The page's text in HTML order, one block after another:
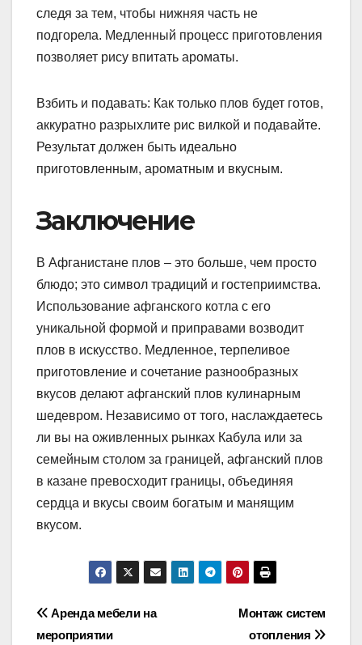
следя за тем, чтобы нижняя часть не
подгорела. Медленный процесс приготовления
позволяет рису впитать ароматы.
Взбить и подавать: Как только плов будет готов,
аккуратно разрыхлите рис вилкой и подавайте.
Результат должен быть идеально
приготовленным, ароматным и вкусным.
Заключение
В Афганистане плов – это больше, чем просто
блюдо; это символ традиций и гостеприимства.
Использование афганского котла с его
уникальной формой и приправами возводит
плов в искусство. Медленное, терпеливое
приготовление и сочетание разнообразных
вкусов делают афганский плов кулинарным
шедевром. Независимо от того, наслаждаетесь
ли вы на оживленных рынках Кабула или за
семейным столом за границей, афганский плов
в казане превосходит границы, объединяя
сердца и вкусы своим богатым и манящим
вкусом.
Навигация
Монтаж систем
отопления
Аренда мебели на
мероприятии